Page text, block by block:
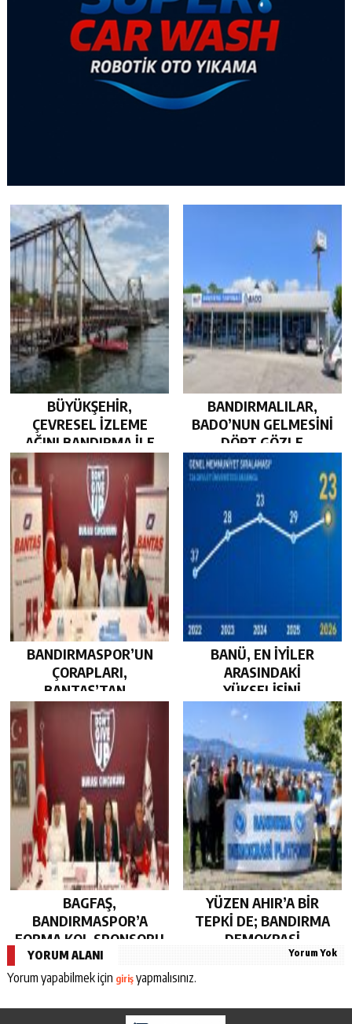
BÜYÜKŞEHİR,
ÇEVRESEL İZLEME
AĞINI BANDIRMA İLE
GÜÇLENDİRDİ…
BANDIRMALILAR,
BADO’NUN GELMESİNİ
DÖRT GÖZLE
BEKLİYOR…
BANDIRMASPOR’UN
ÇORAPLARI,
BANTAŞ’TAN…
BANÜ, EN İYİLER
ARASINDAKİ
YÜKSELİŞİNİ
SÜRDÜRDÜ…
BAGFAŞ,
BANDIRMASPOR’A
FORMA KOL SPONSORU
OLARAK KUCAK AÇTI…
YÜZEN AHIR’A BİR
TEPKİ DE; BANDIRMA
DEMOKRASİ
PLATFORMU’NDAN…
YORUM ALANI Yorum Yok
Yorum yapabilmek için girişyapmalısınız.